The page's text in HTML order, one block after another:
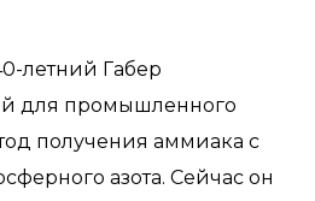
летний Габер
для промышленного
получения аммиака с
азота. Сейчас он